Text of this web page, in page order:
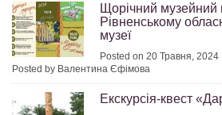
Щорічний
Рівненському
музеї
Posted on 20 Травня, 2024
Posted by Валентина Єфімова
Екскурсія-квест